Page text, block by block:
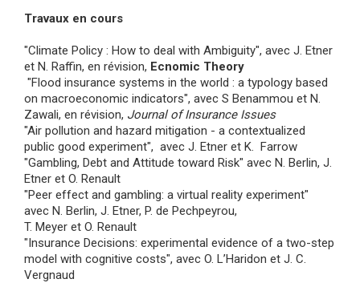
Travaux en cours
"Climate Policy : How to deal with Ambiguity", avec J. Etner
et N. Raffin, en révision, Ecnomic Theory
"Flood insurance systems in the world : a typology based
on macroeconomic indicators", avec S Benammou et N.
Zawali, en révision, Journal of Insurance Issues
"Air pollution and hazard mitigation - a contextualized
public good experiment", avec J. Etner et K. Farrow
"Gambling, Debt and Attitude toward Risk" avec N. Berlin, J.
Etner et O. Renault
"Peer effect and gambling: a virtual reality experiment"
avec N. Berlin, J. Etner, P. de Pechpeyrou,
T. Meyer et O. Renault
"Insurance Decisions: experimental evidence of a two-step
model with cognitive costs", avec O. L’Haridon et J. C.
Vergnaud